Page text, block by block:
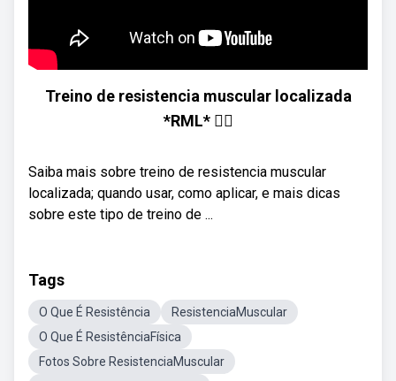
Treino de resistencia muscular localizada
*RML* 🏋️‍♀️
Saiba mais sobre treino de resistencia muscular
localizada; quando usar, como aplicar, e mais dicas
sobre este tipo de treino de ...
Tags
O Que É Resistência
ResistenciaMuscular
O Que É ResistênciaFísica
Fotos Sobre ResistenciaMuscular